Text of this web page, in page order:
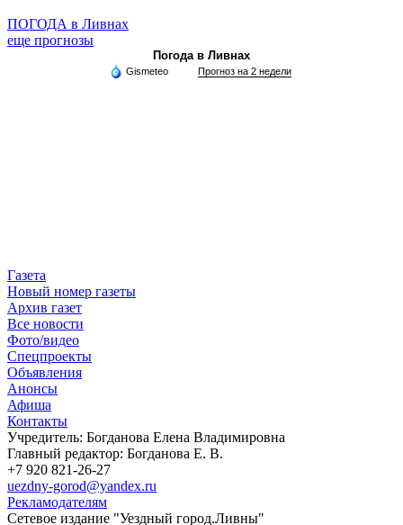
ПОГОДА в Ливнах
еще прогнозы
Погода в Ливнах
Gismeteo Прогноз на 2 недели
Газета
Новый номер газеты
Архив газет
Все новости
Фото/видео
Спецпроекты
Объявления
Анонсы
Афиша
Контакты
Учредитель: Богданова Елена Владимировна
Главный редактор: Богданова Е. В.
+7 920 821-26-27
uezdny-gorod@yandex.ru
Рекламодателям
Сетевое издание "Уездный город.Ливны"